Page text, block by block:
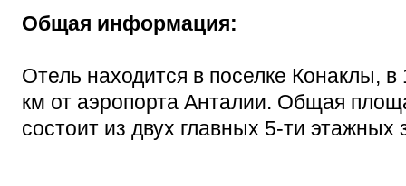
Общая информация:
Отель находится в поселке Конаклы,
км от аэропорта Анталии. Общая
состоит из двух главных 5-ти